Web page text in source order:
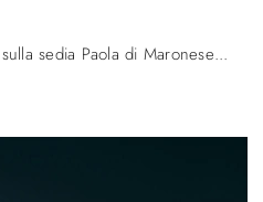
Clicca e ottieni informazioni sulla sedia Paola di Maronese in cuoio: le più originali Sedie fisse moderne ti aspettano.